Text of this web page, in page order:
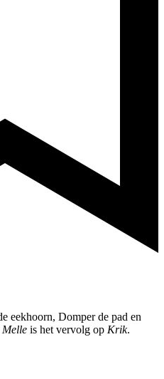
eekhoorn, Domper de pad en
is het vervolg op Krik.